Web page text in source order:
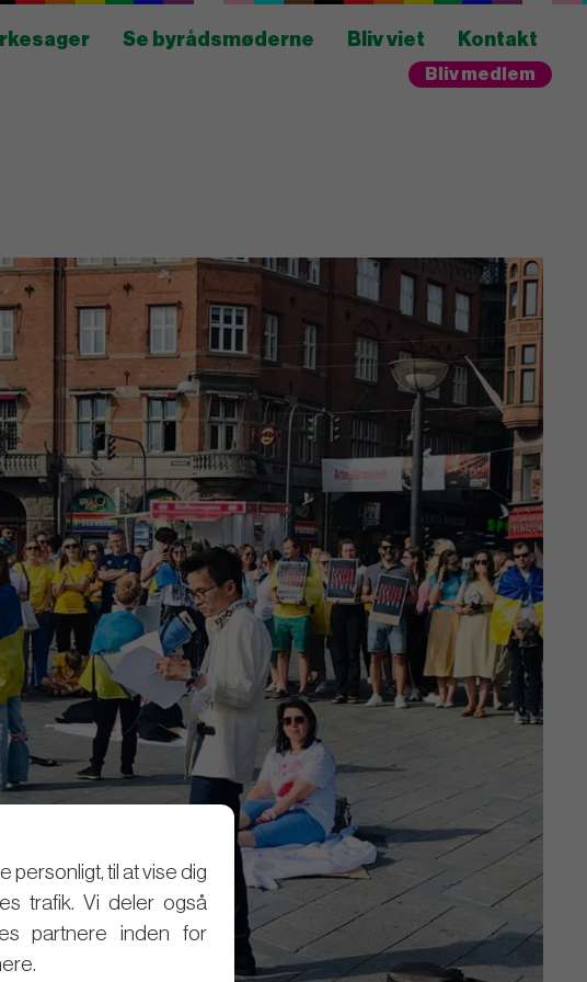
Se byrådsmøderne Bliv viet Kontakt
Bliv medlem
personligt, til at vise dig
trafik. Vi deler også
partnere inden for